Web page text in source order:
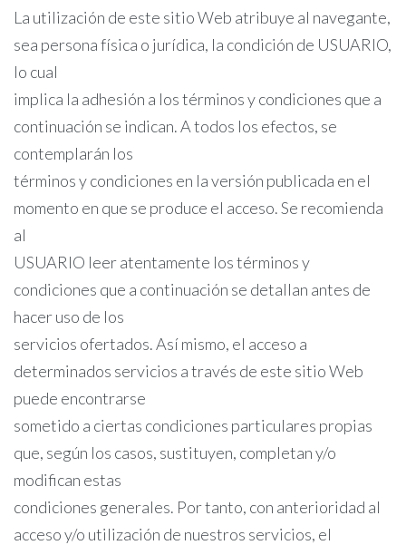
La utilización de este sitio Web atribuye al navegante,
sea persona física o jurídica, la condición de USUARIO,
lo cual
implica la adhesión a los términos y condiciones que a
continuación se indican. A todos los efectos, se
contemplarán los
términos y condiciones en la versión publicada en el
momento en que se produce el acceso. Se recomienda
al
USUARIO leer atentamente los términos y
condiciones que a continuación se detallan antes de
hacer uso de los
servicios ofertados. Así mismo, el acceso a
determinados servicios a través de este sitio Web
puede encontrarse
sometido a ciertas condiciones particulares propias
que, según los casos, sustituyen, completan y/o
modifican estas
condiciones generales. Por tanto, con anterioridad al
acceso y/o utilización de nuestros servicios, el